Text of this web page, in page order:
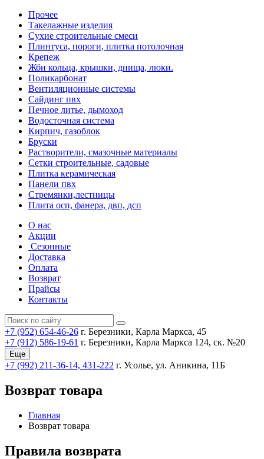
Прочее
Такелажные изделия
Сухие строительные смеси
Плинтуса, пороги, плитка потолочная
Крепеж
Жби кольца, крышки, днища, люки.
Поликарбонат
Вентиляционные системы
Сайдинг пвх
Печное литье, дымоход
Водосточная система
Кирпич, газоблок
Бруски
Растворители, смазочные материалы
Сетки строительные, садовые
Плитка керамическая
Панели пвх
Стремянки,лестницы
Плита осп, фанера, двп, дсп
О нас
Акции
Сезонные
Доставка
Оплата
Возврат
Прайсы
Контакты
+7 (952) 654-46-26 г. Березники, Карла Маркса, 45
+7 (912) 586-19-61 г. Березники, Карла Маркса 124, ск. №20
Еще
+7 (992) 211-36-14, 431-222 г. Усолье, ул. Аникина, 11Б
Возврат товара
Главная
Возврат товара
Правила возврата